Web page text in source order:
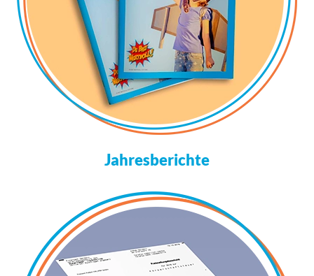
Jahresberichte